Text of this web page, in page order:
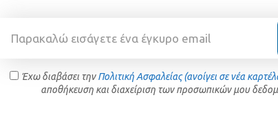
Έχω διαβάσει τηνΠολιτική Ασφαλείας (ανοίγει σε νέα
αποθήκευση και διαχείριση των προσωπικών μου